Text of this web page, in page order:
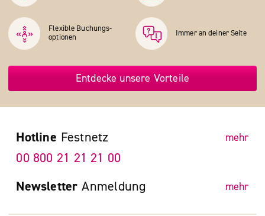
Flexible Buchungs­
optionen
Immer an deiner Seite
Entdecke unsere Vorteile
Hotline Festnetz mehr
00 800 21 21 21 00
Newsletter Anmeldung mehr